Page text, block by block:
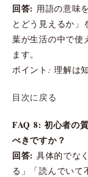
回答: 用語の意味
とどう見えるか」
葉が生活の中で使
ます。
ポイント: 理解は
目次に戻る
FAQ 8: 初心者の
べきですか？
回答: 具体的でな
る」「読んでいて